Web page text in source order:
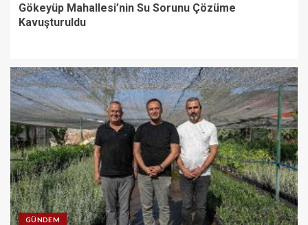
Gökeyüp Mahallesi’nin Su Sorunu Çözüme
Kavuşturuldu
GÜNDEM